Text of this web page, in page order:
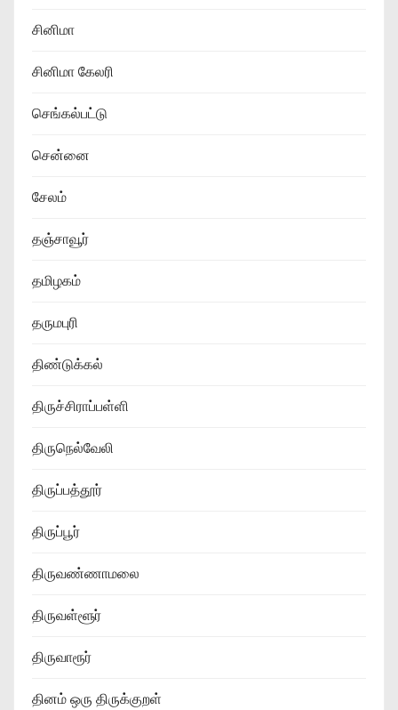
சினிமா
சினிமா கேலரி
செங்கல்பட்டு
சென்னை
சேலம்
தஞ்சாவூர்
தமிழகம்
தருமபுரி
திண்டுக்கல்
திருச்சிராப்பள்ளி
திருநெல்வேலி
திருப்பத்தூர்
திருப்பூர்
திருவண்ணாமலை
திருவள்ளூர்
திருவாரூர்
தினம் ஒரு திருக்குறள்